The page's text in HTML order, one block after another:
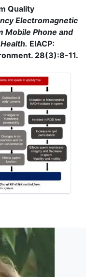
Quality
Electromagnetic
Mobile Phone and
EIACP:
28(3):8-11.